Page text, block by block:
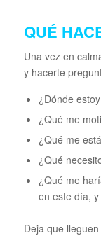
QUÉ
Una vez en
y hacerte
¿Dónde
¿Qué me
¿Qué me
¿Qué
¿Qué me
en este día,
Deja que